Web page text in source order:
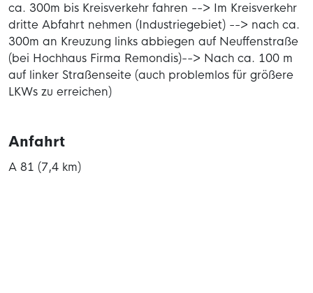
ca. 300m bis Kreisverkehr fahren --> Im Kreisverkehr
dritte Abfahrt nehmen (Industriegebiet) --> nach ca.
300m an Kreuzung links abbiegen auf Neuffenstraße
(bei Hochhaus Firma Remondis)--> Nach ca. 100 m
auf linker Straßenseite (auch problemlos für größere
LKWs zu erreichen)
Anfahrt
A 81 (7,4 km)